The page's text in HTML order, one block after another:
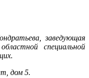
заведующая
специальной
дом 5.